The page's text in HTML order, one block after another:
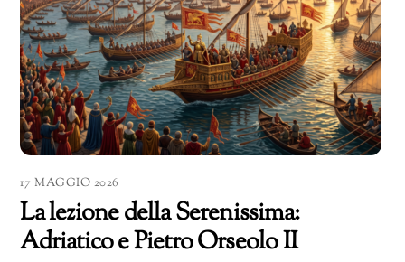
17 MAGGIO 2026
La lezione della Serenissima:
Adriatico e Pietro Orseolo II